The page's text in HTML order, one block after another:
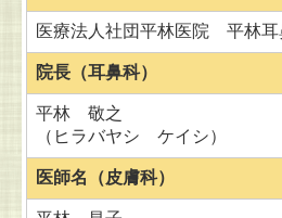
医療法人社団平林医院 平林耳
院長（耳鼻科）
平林 敬之
（ヒラバヤシ ケイシ）
医師名（皮膚科）